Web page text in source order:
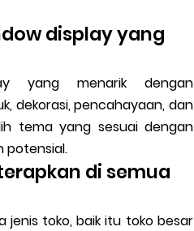
display yang
yang menarik dengan
dekorasi, pencahayaan, dan
tema yang sesuai dengan
potensial.
di semua
jenis toko, baik itu toko besar